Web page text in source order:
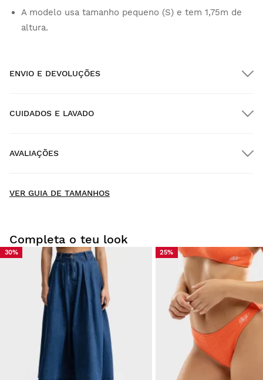
A modelo usa tamanho pequeno (S) e tem 1,75m de
altura.
ENVIO E DEVOLUÇÕES
Entrega no domicílio a partir de $300.00
Experimente os nossos artigos confortavelmente em sua
casa. Tem 30 dias desde a entrega para iniciar uma
devolução.
A partir da sua conta de utilizador, pode devolver de forma
fácil e rápida um artigo da sua encomenda.
Emitir o seu reembolso para o método de
pagamento original
Desde $9.95
CUIDADOS E LAVADO
AVALIAÇÕES
VER GUIA DE TAMANHOS
Completa o teu look
30% 25%